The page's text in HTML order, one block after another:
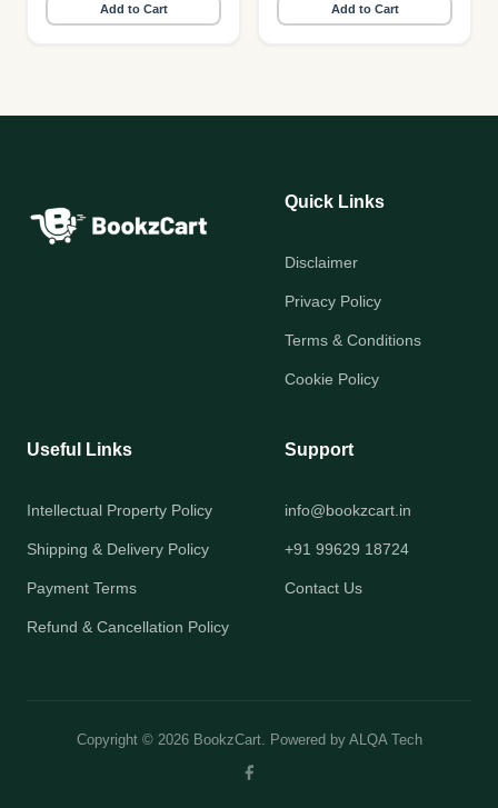
Add to Cart Add to Cart
Quick Links
Disclaimer
Privacy Policy
Terms & Conditions
Cookie Policy
Useful Links
Intellectual Property Policy
Shipping & Delivery Policy
Payment Terms
Refund & Cancellation Policy
Support
info@bookzcart.in
+91 99629 18724
Contact Us
Copyright © 2026 BookzCart. Powered by ALQA Tech